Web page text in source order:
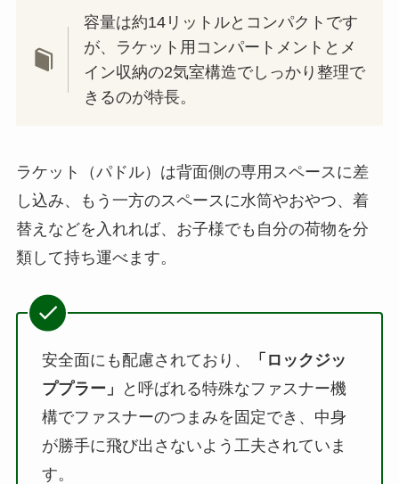
容量は約14リットルとコンパクトです
が、ラケット用コンパートメントとメ
イン収納の2気室構造でしっかり整理で
きるのが特長。
ラケット（パドル）は背面側の専用スペースに差
し込み、もう一方のスペースに水筒やおやつ、着
替えなどを入れれば、お子様でも自分の荷物を分
類して持ち運べます。
安全面にも配慮されており、
「ロックジッ
ププラー」
と呼ばれる特殊なファスナー機
構でファスナーのつまみを固定でき、中身
が勝手に飛び出さないよう工夫されていま
す。